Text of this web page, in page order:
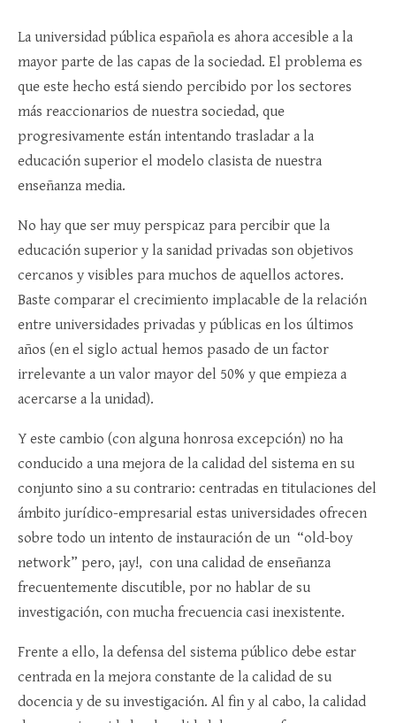
La universidad pública española es ahora accesible a la
mayor parte de las capas de la sociedad. El problema es
que este hecho está siendo percibido por los sectores
más reaccionarios de nuestra sociedad, que
progresivamente están intentando trasladar a la
educación superior el modelo clasista de nuestra
enseñanza media.
No hay que ser muy perspicaz para percibir que la
educación superior y la sanidad privadas son objetivos
cercanos y visibles para muchos de aquellos actores.
Baste comparar el crecimiento implacable de la relación
entre universidades privadas y públicas en los últimos
años (en el siglo actual hemos pasado de un factor
irrelevante a un valor mayor del 50% y que empieza a
acercarse a la unidad).
Y este cambio (con alguna honrosa excepción) no ha
conducido a una mejora de la calidad del sistema en su
conjunto sino a su contrario: centradas en titulaciones del
ámbito jurídico-empresarial estas universidades ofrecen
sobre todo un intento de instauración de un “old-boy
network” pero, ¡ay!, con una calidad de enseñanza
frecuentemente discutible, por no hablar de su
investigación, con mucha frecuencia casi inexistente.
Frente a ello, la defensa del sistema público debe estar
centrada en la mejora constante de la calidad de su
docencia y de su investigación. Al fin y al cabo, la calidad